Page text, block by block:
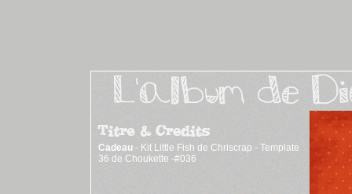
Cadeau - Kit Little Fish de Chriscrap - Template
36 de Choukette -#036